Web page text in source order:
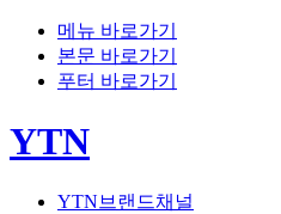
메뉴 바로가기
본문 바로가기
푸터 바로가기
YTN
YTN브랜드채널